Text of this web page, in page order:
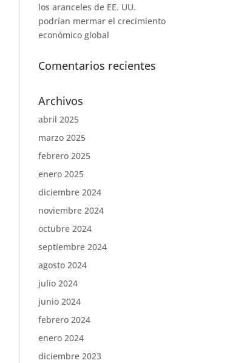
los aranceles de EE. UU.
podrían mermar el crecimiento
económico global
Comentarios recientes
Archivos
abril 2025
marzo 2025
febrero 2025
enero 2025
diciembre 2024
noviembre 2024
octubre 2024
septiembre 2024
agosto 2024
julio 2024
junio 2024
febrero 2024
enero 2024
diciembre 2023